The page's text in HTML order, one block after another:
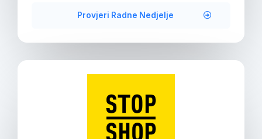
Provjeri Radne Nedjelje